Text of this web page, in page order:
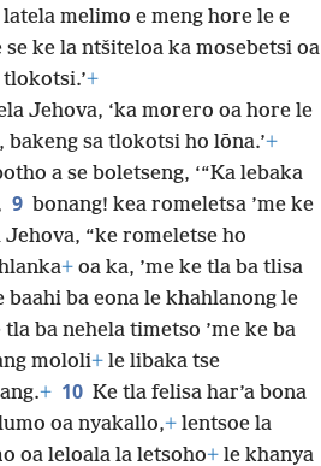
latela melimo e meng hore le e
ke la ntšiteloa ka mosebetsi oa
+
Jehova, ‘ka morero oa hore le
sa tlokotsi ho lōna.’+
a se boletseng, ‘“Ka lebaka
9 bonang! kea romeletsa ’me ke
“ke romeletse ho
+ oa ka, ’me ke tla ba tlisa
baahi ba eona le khahlanong le
tla ba nehela timetso ’me ke ba
mololi+ le libaka tse
+ 10 Ke tla felisa har’a bona
oa nyakallo,+ lentsoe la
oa leloala la letsoho+ le khanya